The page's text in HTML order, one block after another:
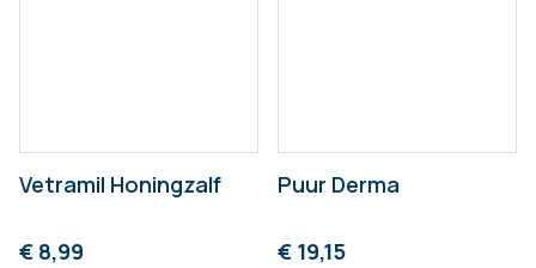
Vetramil Honingzalf
€ 8,99
Puur Derma
€ 19,15